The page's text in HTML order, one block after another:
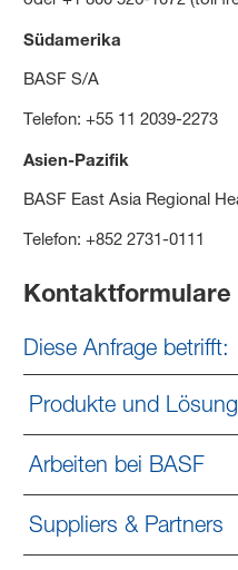
Südamerika
BASF S/A
Telefon: +55 11 2039-2273
Asien-Pazifik
BASF East Asia Regional
Telefon: +852 2731-0111
Kontaktformulare
Diese Anfrage betrifft:
Produkte und
Arbeiten bei BASF
Suppliers & Partners